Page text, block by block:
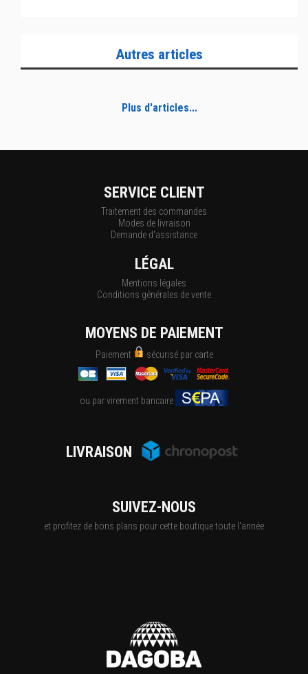
Autres articles
Plus d'articles...
SERVICE CLIENT
Traitement des commandes
Modes de livraison
Demande d'assistance
LÉGAL
Mentions légales
Conditions générales de vente
MOYENS DE PAIEMENT
Paiement sécurisé par carte
ou par virement bancaire
LIVRAISON
SUIVEZ-NOUS
et profitez de bons plans pour cette boutique toute l'année